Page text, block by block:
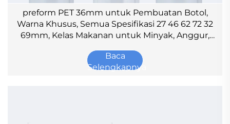
preform PET 36mm untuk Pembuatan Botol,
Warna Khusus, Semua Spesifikasi 27 46 62 72 32
69mm, Kelas Makanan untuk Minyak, Anggur,
Baca
Selengkapnya